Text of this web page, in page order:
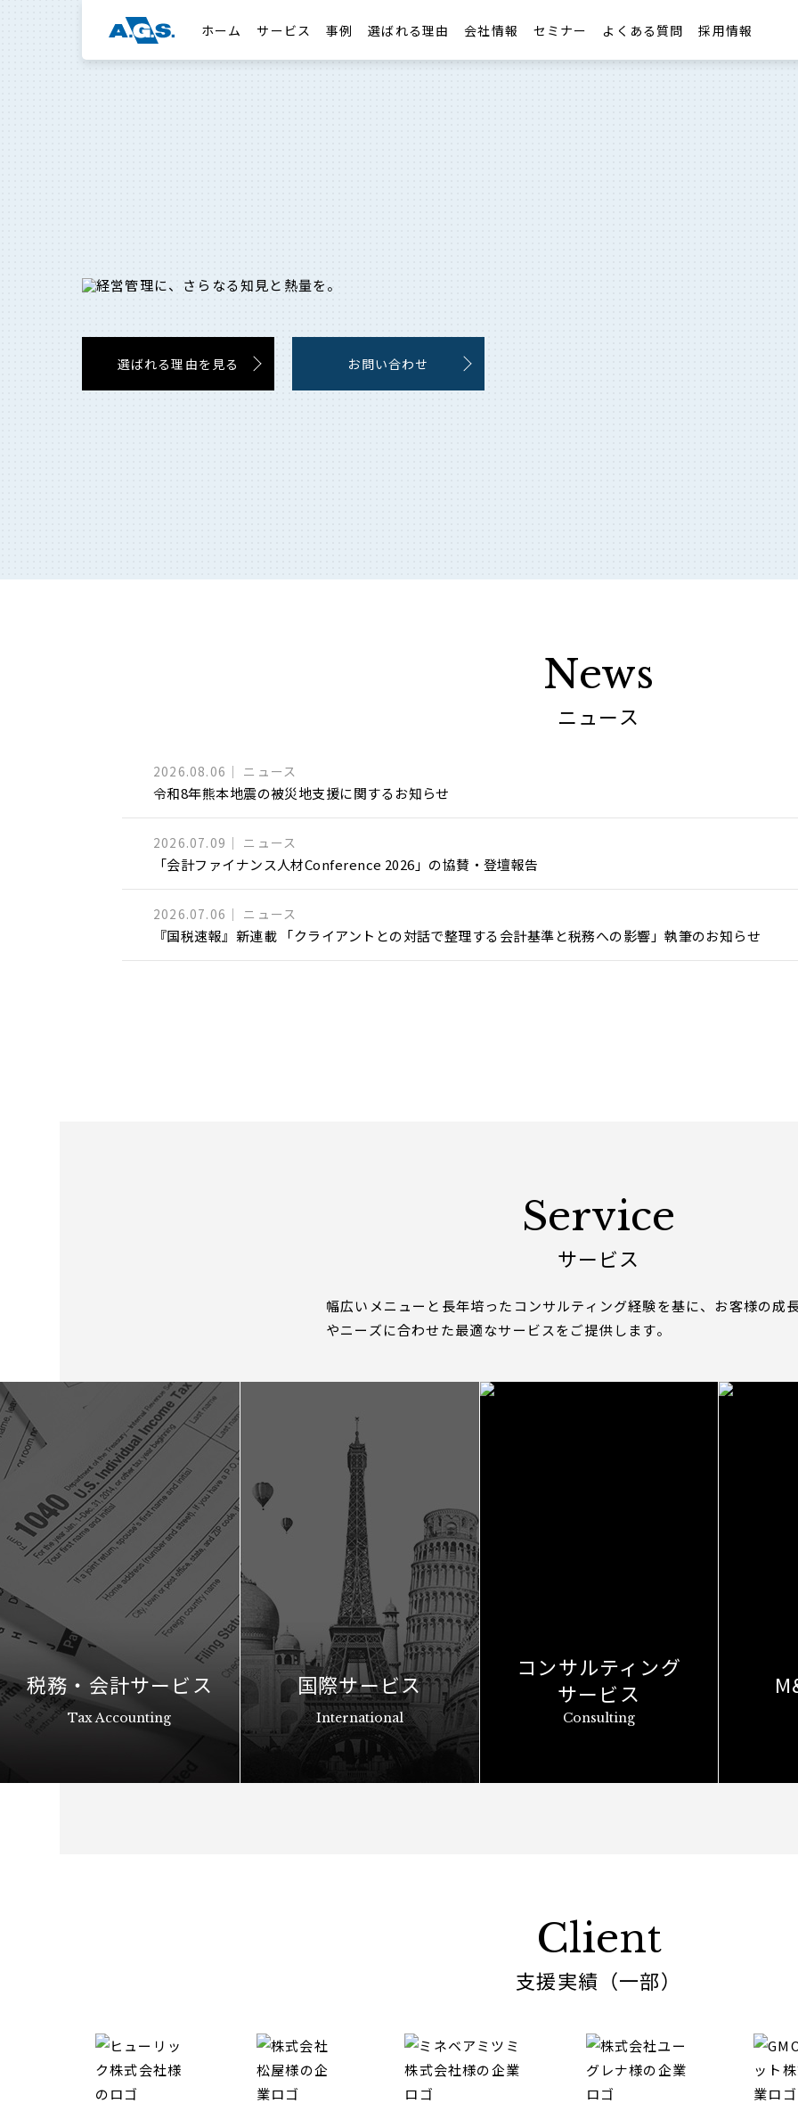
ホーム サービス 事例 選ばれる理由 会社情報 セミナー よくある質問 採用情報
選ばれる理由を見る お問い合わせ
News
ニュース
2026.08.06 ニュース
令和8年熊本地震の被災地支援に関するお知らせ
2026.07.09 ニュース
「会計ファイナンス人材Conference 2026」の協賛・登壇報告
2026.07.06 ニュース
『国税速報』新連載 「クライアントとの対話で整理する会計基準と税務への影響」執筆のお知らせ
Service
サービス
幅広いメニューと長年培ったコンサルティング経験を基に、お客様の成
やニーズに合わせた最適なサービスをご提供します。
税務・会計サービス
Tax Accounting
国際サービス
International
コンサルティング
サービス
Consulting
Client
支援実績（一部）